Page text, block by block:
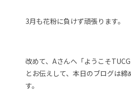
3月も花粉に負けず頑張ります。
改めて、Aさんへ「ようこそ
とお伝えして、本日のブログは締
す。